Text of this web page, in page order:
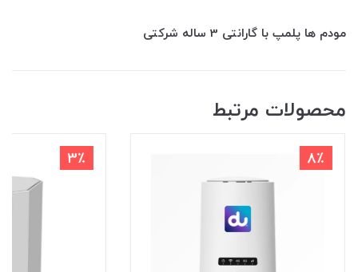
مودم ها پلمپ با گارانتی 3 ساله شرکتی
محصولات مرتبط
8٪ 3٪